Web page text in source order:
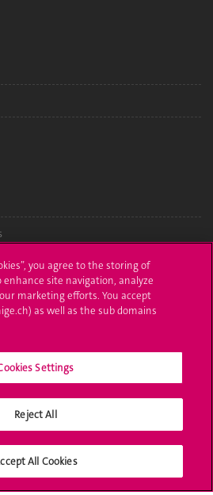
you agree to the storing of
enhance site navigation, analyze
marketing efforts. You accept
as well as the sub domains
Settings
Reject All
All Cookies